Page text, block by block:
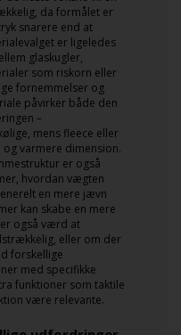
da formålet er
snarere end at
er ligeledes
glaskugler,
som riskorn eller
fornemmelser og
påvirker både den
–
mens fleece eller
varmere dimension.
er også
hvordan vægten
en mere jævn
kan skabe en mere
også værd at
eller om der
forskellige
med specifikke
funktioner som taktile
være relevante.